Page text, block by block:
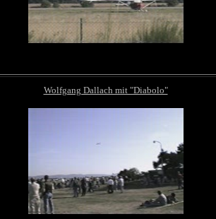
Wolfgang Dallach mit "Diabolo"